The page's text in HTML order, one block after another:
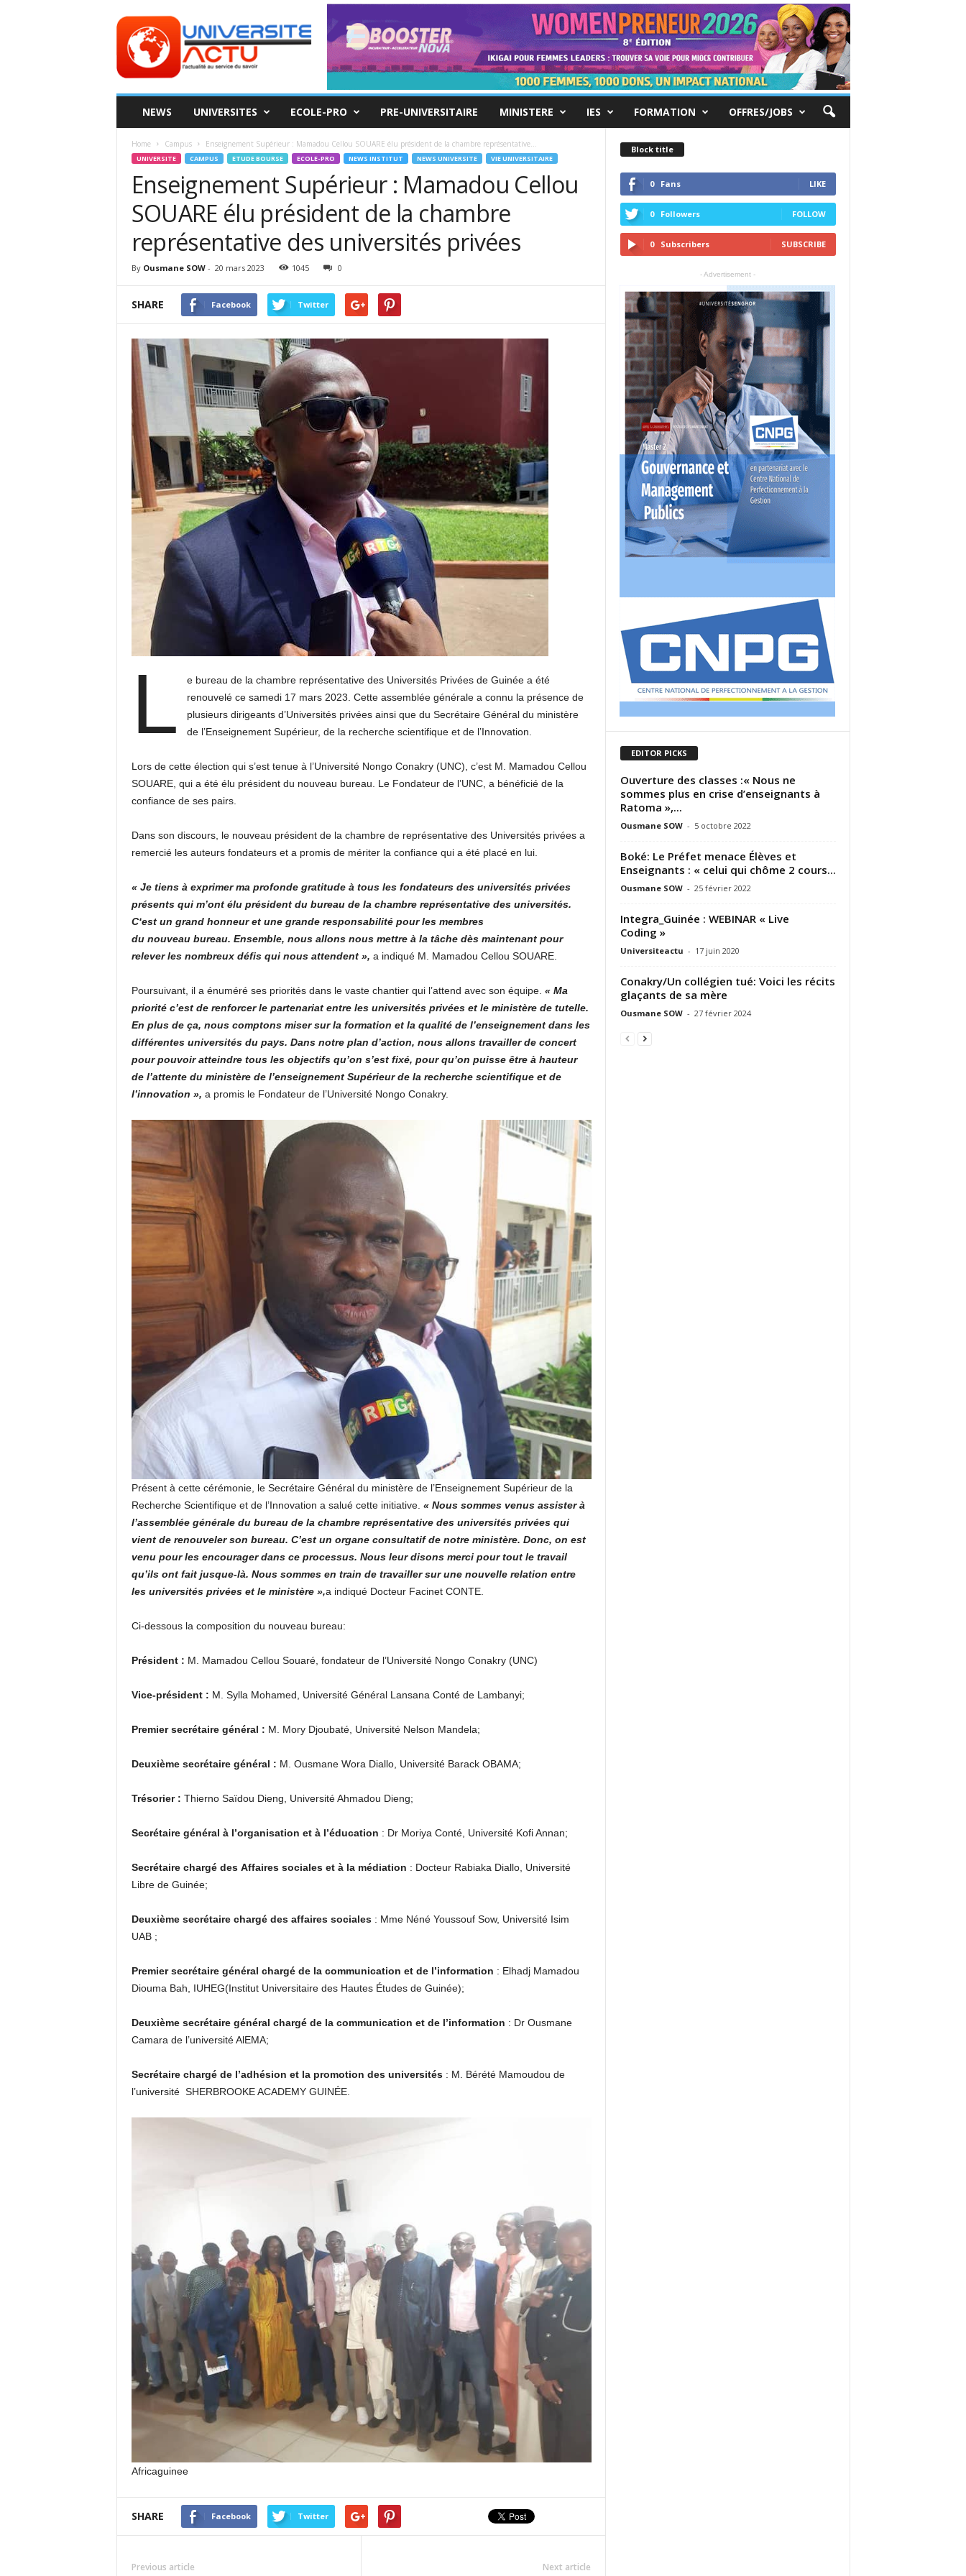
ACTU
NEWS UNIVERSITES ECOLE-PRO PRE-UNIVERSITAIRE MINISTERE IES FORMATION OFFRES/JOBS
Home Campus Enseignement Supérieur : Mamadou Cellou SOUARE élu président de la chambre représentative...
UNIVERSITE CAMPUS ETUDE BOURSE ECOLE-PRO NEWS INSTITUT NEWS UNIVERSITE VIE UNIVERSITAIRE
Enseignement Supérieur : Mamadou Cellou
SOUARE élu président de la chambre
représentative des universités privées
By Ousmane SOW- 20 mars 2023 1045 0
SHARE Facebook Twitter
L
e bureau de la chambre représentative des Universités Privées de Guinée a été
renouvelé ce samedi 17 mars 2023. Cette assemblée générale a connu la présence de
plusieurs dirigeants d’Universités privées ainsi que du Secrétaire Général du ministère
de l’Enseignement Supérieur, de la recherche scientifique et de l’Innovation.
Lors de cette élection qui s’est tenue à l’Université Nongo Conakry (UNC), c’est M. Mamadou Cellou
SOUARE, qui a été élu président du nouveau bureau. Le Fondateur de l’UNC, a bénéficié de la
confiance de ses pairs.
Dans son discours, le nouveau président de la chambre de représentative des Universités privées a
remercié les auteurs fondateurs et a promis de mériter la confiance qui a été placé en lui.
« Je tiens à exprimer ma profonde gratitude à tous les fondateurs des universités privées
présents qui m’ont élu président du bureau de la chambre représentative des universités.
C‘est un grand honneur et une grande responsabilité pour les membres
du nouveau bureau. Ensemble, nous allons nous mettre à la tâche dès maintenant pour
relever les nombreux défis qui nous attendent », a indiqué M. Mamadou Cellou SOUARE.
Poursuivant, il a énuméré ses priorités dans le vaste chantier qui l’attend avec son équipe. « Ma
priorité c’est de renforcer le partenariat entre les universités privées et le ministère de tutelle.
En plus de ça, nous comptons miser sur la formation et la qualité de l’enseignement dans les
différentes universités du pays. Dans notre plan d’action, nous allons travailler de concert
pour pouvoir atteindre tous les objectifs qu’on s’est fixé, pour qu’on puisse être à hauteur
de l’attente du ministère de l’enseignement Supérieur de la recherche scientifique et de
l’innovation », a promis le Fondateur de l’Université Nongo Conakry.
Présent à cette cérémonie, le Secrétaire Général du ministère de l’Enseignement Supérieur de la
Recherche Scientifique et de l’Innovation a salué cette initiative. « Nous sommes venus assister à
l’assemblée générale du bureau de la chambre représentative des universités privées qui
vient de renouveler son bureau. C’est un organe consultatif de notre ministère. Donc, on est
venu pour les encourager dans ce processus. Nous leur disons merci pour tout le travail
qu’ils ont fait jusque-là. Nous sommes en train de travailler sur une nouvelle relation entre
les universités privées et le ministère »,a indiqué Docteur Facinet CONTE.
Ci-dessous la composition du nouveau bureau:
Président : M. Mamadou Cellou Souaré, fondateur de l’Université Nongo Conakry (UNC)
Vice-président : M. Sylla Mohamed, Université Général Lansana Conté de Lambanyi;
Premier secrétaire général : M. Mory Djoubaté, Université Nelson Mandela;
Deuxième secrétaire général : M. Ousmane Wora Diallo, Université Barack OBAMA;
Trésorier : Thierno Saïdou Dieng, Université Ahmadou Dieng;
Secrétaire général à l’organisation et à l’éducation : Dr Moriya Conté, Université Kofi Annan;
Secrétaire chargé des Affaires sociales et à la médiation : Docteur Rabiaka Diallo, Université
Libre de Guinée;
Deuxième secrétaire chargé des affaires sociales: Mme Néné Youssouf Sow, Université Isim
UAB ;
Premier secrétaire général chargé de la communication et de l’information : Elhadj Mamadou
Diouma Bah, IUHEG(Institut Universitaire des Hautes Études de Guinée);
Deuxième secrétaire général chargé de la communication et de l’information : Dr Ousmane
Camara de l’université AlEMA;
Secrétaire chargé de l’adhésion et la promotion des universités: M. Bérété Mamoudou de
l’université SHERBROOKE ACADEMY GUINÉE.
Africaguinee
SHARE Facebook Twitter
Previous article Next article
Block title
0 Fans LIKE
0 Followers FOLLOW
0 Subscribers SUBSCRIBE
- Advertisement -
EDITOR PICKS
Ouverture des classes :« Nous ne
sommes plus en crise d’enseignants à
Ratoma »,...
Ousmane SOW - 5 octobre 2022
Boké: Le Préfet menace Élèves et
Enseignants : « celui qui chôme 2 cours...
Ousmane SOW - 25 février 2022
Integra_Guinée : WEBINAR « Live
Coding »
Universiteactu - 17 juin 2020
Conakry/Un collégien tué: Voici les récits
glaçants de sa mère
Ousmane SOW - 27 février 2024